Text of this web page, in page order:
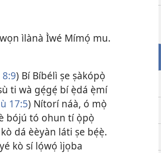
ìlànà Ìwé Mímọ́ mu.
) Bí Bíbélì ṣe ṣàkópọ̀
ti wà gẹ́gẹ́ bí ẹ̀dá ẹ̀mí
17:5) Nítorí náà, ó mọ̀
bójú tó ohun tí ọ̀pọ̀
dá èèyàn láti ṣe bẹ́ẹ̀.
kò sí lọ́wọ́ ìjọba